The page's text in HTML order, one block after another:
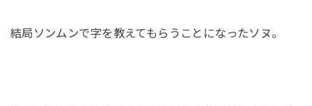
結局ソンムンで字を教えてもらうことになったソヌ。